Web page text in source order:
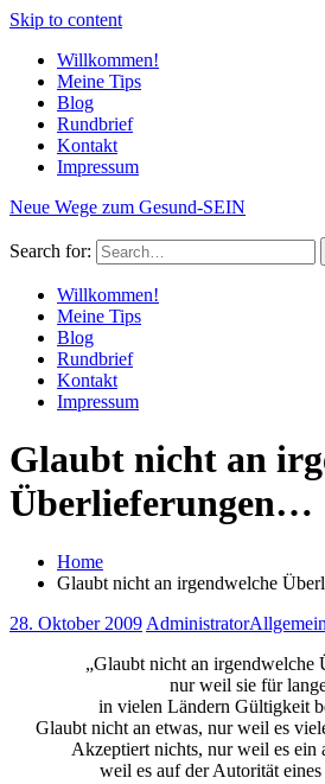
Skip to content
Willkommen!
Meine Tips
Blog
Rundbrief
Kontakt
Impressum
Neue Wege zum Gesund-SEIN
Search for:
Willkommen!
Meine Tips
Blog
Rundbrief
Kontakt
Impressum
Glaubt nicht an
Überlieferungen…
Home
Glaubt nicht an irgendwelche
28. Oktober 2009 AdministratorAllgemein
„Glaubt nicht an irgendwelche
nur weil sie für
in vielen Ländern Gültigkeit
Glaubt nicht an etwas, nur weil es
Akzeptiert nichts, nur weil es ein
weil es auf der Autorität